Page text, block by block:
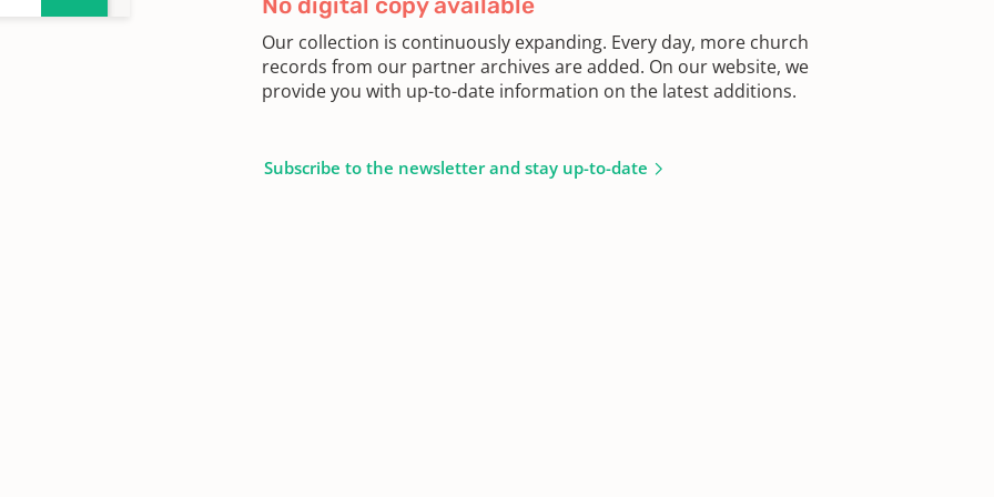
Our collection is continuously expanding. Every day, more church
records from our partner archives are added. On our website, we
provide you with up-to-date information on the latest additions.
Subscribe to the newsletter and stay up-to-date